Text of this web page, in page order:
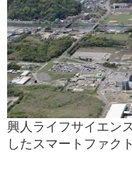
興人ライフサイエン
したスマートファク